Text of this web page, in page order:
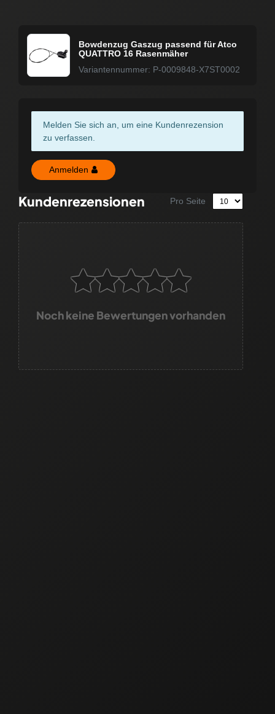
Bowdenzug Gaszug passend für Atco
QUATTRO 16 Rasenmäher
Variantennummer: P-0009848-X7ST0002
Melden Sie sich an, um eine Kundenrezension
zu verfassen.
Anmelden
Kundenrezensionen Pro Seite
Noch keine Bewertungen vorhanden